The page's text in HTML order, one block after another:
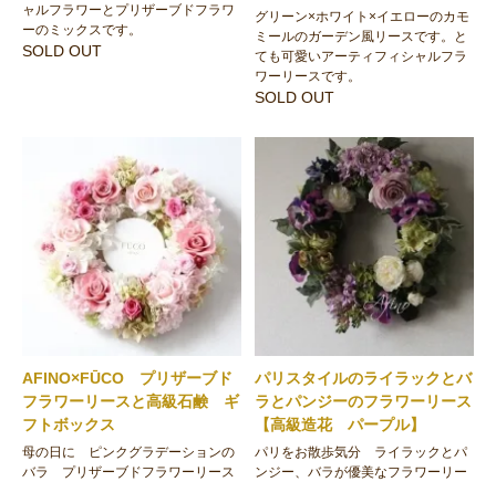
ャルフラワーとプリザーブドフラワ
ーのミックスです。
SOLD OUT
グリーン×ホワイト×イエローのカモ
ミールのガーデン風リースです。と
ても可愛いアーティフィシャルフラ
ワーリースです。
SOLD OUT
AFINO×FŪCO プリザーブド
フラワーリースと高級石鹸 ギ
フトボックス
母の日に ピンクグラデーションの
バラ プリザーブドフラワーリース
パリスタイルのライラックとバ
ラとパンジーのフラワーリース
【高級造花 パープル】
パリをお散歩気分 ライラックとパ
ンジー、バラが優美なフラワーリー